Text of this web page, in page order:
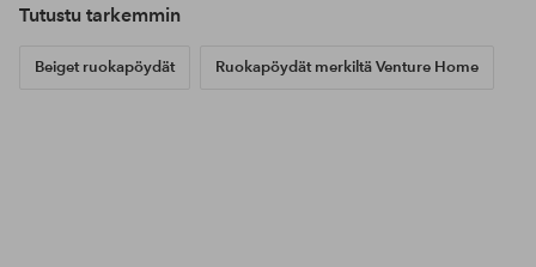
Tutustu tarkemmin
Beiget ruokapöydät Ruokapöydät merkiltä Venture Home